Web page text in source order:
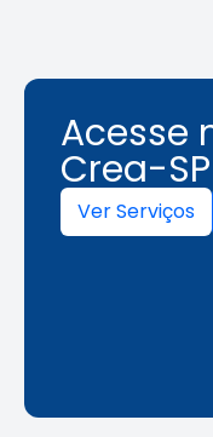
Acesse
Crea-
Ver Serviços